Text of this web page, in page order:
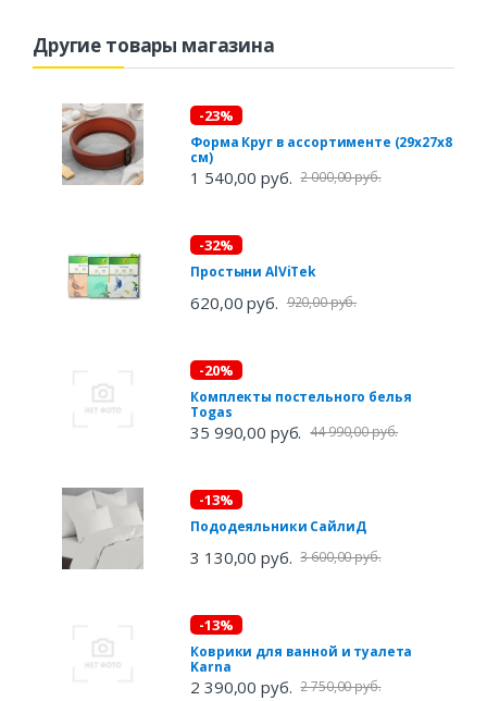
Другие товары магазина
-23%
Форма Круг в ассортименте (29х27х8
см)
1 540,00 руб. 2 000,00 руб.
-32%
Простыни AlViTek
620,00 руб. 920,00 руб.
-20%
Комплекты постельного белья
Togas
35 990,00 руб. 44 990,00 руб.
-13%
Пододеяльники СайлиД
3 130,00 руб. 3 600,00 руб.
-13%
Коврики для ванной и туалета
Karna
2 390,00 руб. 2 750,00 руб.